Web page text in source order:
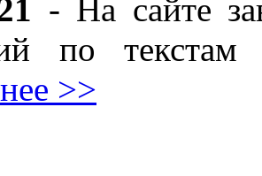
- На сайте
по
>>